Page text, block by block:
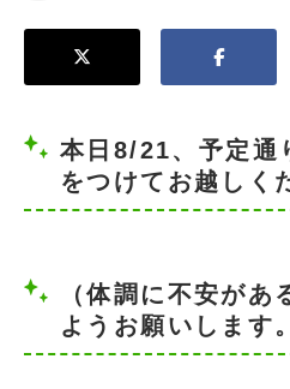
本日8/21、予定通
をつけてお越しく
（体調に不安が
ようお願いします